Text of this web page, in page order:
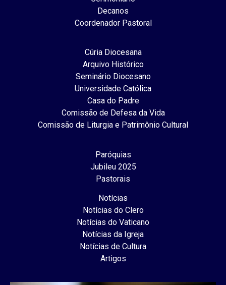
Decanos
Coordenador Pastoral
Cúria Diocesana
Arquivo Histórico
Seminário Diocesano
Universidade Católica
Casa do Padre
Comissão de Defesa da Vida
Comissão de Liturgia e Patrimônio Cultural
Paróquias
Jubileu 2025
Pastorais
Notícias
Notícias do Clero
Notícias do Vaticano
Notícias da Igreja
Notícias de Cultura
Artigos